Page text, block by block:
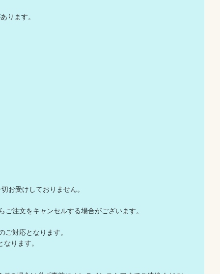
ります。
お受けしておりません。
注文をキャンセルする場合がございます。
対応となります。
なります。